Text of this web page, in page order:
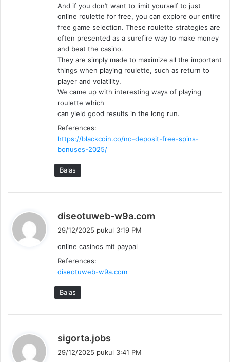
And if you don’t want to limit yourself to just
online roulette for free, you can explore our entire
free game selection. These roulette strategies are
often presented as a surefire way to make money
and beat the casino.
They are simply made to maximize all the important
things when playing roulette, such as return to
player and volatility.
We came up with interesting ways of playing
roulette which
can yield good results in the long run.
References:
https://blackcoin.co/no-deposit-free-spins-
bonuses-2025/
Balas
diseotuweb-w9a.com
29/12/2025 pukul 3:19 PM
online casinos mit paypal
References:
diseotuweb-w9a.com
Balas
sigorta.jobs
29/12/2025 pukul 3:41 PM